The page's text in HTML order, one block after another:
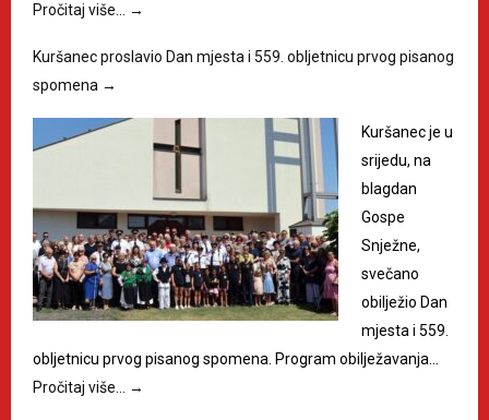
Pročitaj više…
→
Kuršanec proslavio Dan mjesta i 559. obljetnicu prvog pisanog
spomena →
Kuršanec je u
srijedu, na
blagdan
Gospe
Snježne,
svečano
obilježio Dan
mjesta i 559.
obljetnicu prvog pisanog spomena. Program obilježavanja…
Pročitaj više…
→